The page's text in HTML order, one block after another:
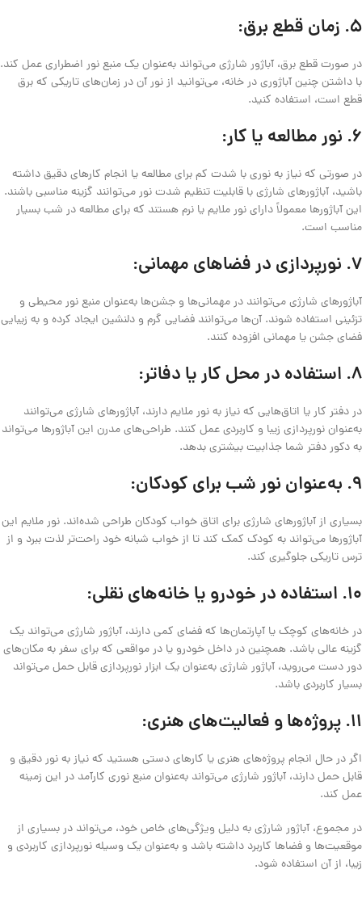
5. زمان قطع برق:
در صورت قطع برق، آباژور شارژی می‌تواند به‌عنوان یک منبع نور اضطراری عمل کند.
با داشتن چنین آباژوری در خانه، می‌توانید از نور آن در زمان‌های تاریکی که برق
قطع است، استفاده کنید.
6. نور مطالعه یا کار:
در صورتی که نیاز به نوری با شدت کم برای مطالعه یا انجام کارهای دقیق داشته
باشید، آباژورهای شارژی با قابلیت تنظیم شدت نور می‌توانند گزینه مناسبی باشند.
این آباژورها معمولاً دارای نور ملایم یا نرم هستند که برای مطالعه در شب بسیار
مناسب است.
7. نورپردازی در فضاهای مهمانی:
آباژورهای شارژی می‌توانند در مهمانی‌ها و جشن‌ها به‌عنوان منبع نور محیطی و
تزئینی استفاده شوند. آن‌ها می‌توانند فضایی گرم و دلنشین ایجاد کرده و به زیبایی
فضای جشن یا مهمانی افزوده کنند.
8. استفاده در محل کار یا دفاتر:
در دفتر کار یا اتاق‌هایی که نیاز به نور ملایم دارند، آباژورهای شارژی می‌توانند
به‌عنوان نورپردازی زیبا و کاربردی عمل کنند. طراحی‌های مدرن این آباژورها می‌تواند
به دکور دفتر شما جذابیت بیشتری بدهد.
9. به‌عنوان نور شب برای کودکان:
بسیاری از آباژورهای شارژی برای اتاق خواب کودکان طراحی شده‌اند. نور ملایم این
آباژورها می‌تواند به کودک کمک کند تا از خواب شبانه خود راحت‌تر لذت ببرد و از
ترس تاریکی جلوگیری کند.
10. استفاده در خودرو یا خانه‌های نقلی:
در خانه‌های کوچک یا آپارتمان‌ها که فضای کمی دارند، آباژور شارژی می‌تواند یک
گزینه عالی باشد. همچنین در داخل خودرو یا در مواقعی که برای سفر به مکان‌های
دور دست می‌روید، آباژور شارژی به‌عنوان یک ابزار نورپردازی قابل حمل می‌تواند
بسیار کاربردی باشد.
11. پروژه‌ها و فعالیت‌های هنری:
اگر در حال انجام پروژه‌های هنری یا کارهای دستی هستید که نیاز به نور دقیق و
قابل حمل دارند، آباژور شارژی می‌تواند به‌عنوان منبع نوری کارآمد در این زمینه
عمل کند.
در مجموع، آباژور شارژی به دلیل ویژگی‌های خاص خود، می‌تواند در بسیاری از
موقعیت‌ها و فضاها کاربرد داشته باشد و به‌عنوان یک وسیله نورپردازی کاربردی و
زیبا، از آن استفاده شود.